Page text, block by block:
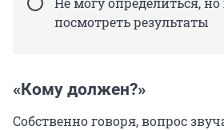
посмотреть результаты
«Кому должен?»
Собственно говоря, вопрос